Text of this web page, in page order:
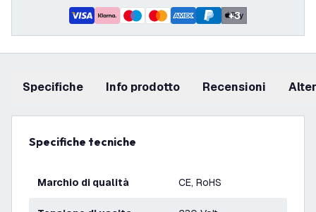
+3
Specifiche info prodotto recensioni
Specifiche tecniche
Marchio di qualità CE, RoHS